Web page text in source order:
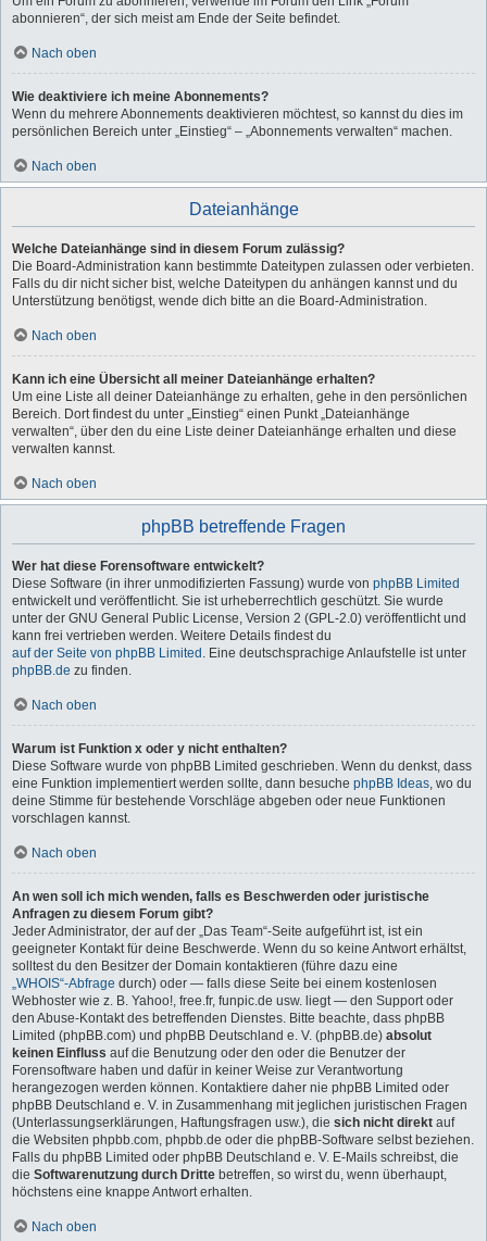
abonnieren“, der sich meist am Ende der Seite befindet.
Nach oben
Wie deaktiviere ich meine Abonnements?
Wenn du mehrere Abonnements deaktivieren möchtest, so kannst du dies im
persönlichen Bereich unter „Einstieg“ – „Abonnements verwalten“ machen.
Nach oben
Dateianhänge
Welche Dateianhänge sind in diesem Forum zulässig?
Die Board-Administration kann bestimmte Dateitypen zulassen oder verbieten.
Falls du dir nicht sicher bist, welche Dateitypen du anhängen kannst und du
Unterstützung benötigst, wende dich bitte an die Board-Administration.
Nach oben
Kann ich eine Übersicht all meiner Dateianhänge erhalten?
Um eine Liste all deiner Dateianhänge zu erhalten, gehe in den persönlichen
Bereich. Dort findest du unter „Einstieg“ einen Punkt „Dateianhänge
verwalten“, über den du eine Liste deiner Dateianhänge erhalten und diese
verwalten kannst.
Nach oben
phpBB betreffende Fragen
Wer hat diese Forensoftware entwickelt?
Diese Software (in ihrer unmodifizierten Fassung) wurde von phpBB Limited
entwickelt und veröffentlicht. Sie ist urheberrechtlich geschützt. Sie wurde
unter der GNU General Public License, Version 2 (GPL-2.0) veröffentlicht und
kann frei vertrieben werden. Weitere Details findest du
auf der Seite von phpBB Limited . Eine deutschsprachige Anlaufstelle ist unter
phpBB.de zu finden.
Nach oben
Warum ist Funktion x oder y nicht enthalten?
Diese Software wurde von phpBB Limited geschrieben. Wenn du denkst, dass
eine Funktion implementiert werden sollte, dann besuche phpBB Ideas, wo du
deine Stimme für bestehende Vorschläge abgeben oder neue Funktionen
vorschlagen kannst.
Nach oben
An wen soll ich mich wenden, falls es Beschwerden oder juristische
Anfragen zu diesem Forum gibt?
Jeder Administrator, der auf der „Das Team“-Seite aufgeführt ist, ist ein
geeigneter Kontakt für deine Beschwerde. Wenn du so keine Antwort erhältst,
solltest du den Besitzer der Domain kontaktieren (führe dazu eine
„WHOIS“-Abfrage durch) oder — falls diese Seite bei einem kostenlosen
Webhoster wie z. B. Yahoo!, free.fr, funpic.de usw. liegt — den Support oder
den Abuse-Kontakt des betreffenden Dienstes. Bitte beachte, dass phpBB
Limited (phpBB.com) und phpBB Deutschland e. V. (phpBB.de) absolut
keinen Einfluss auf die Benutzung oder den oder die Benutzer der
Forensoftware haben und dafür in keiner Weise zur Verantwortung
herangezogen werden können. Kontaktiere daher nie phpBB Limited oder
phpBB Deutschland e. V. in Zusammenhang mit jeglichen juristischen Fragen
(Unterlassungserklärungen, Haftungsfragen usw.), die sich nicht direkt auf
die Websiten phpbb.com, phpbb.de oder die phpBB-Software selbst beziehen.
Falls du phpBB Limited oder phpBB Deutschland e. V. E-Mails schreibst, die
die Softwarenutzung durch Dritte betreffen, so wirst du, wenn überhaupt,
höchstens eine knappe Antwort erhalten.
Nach oben